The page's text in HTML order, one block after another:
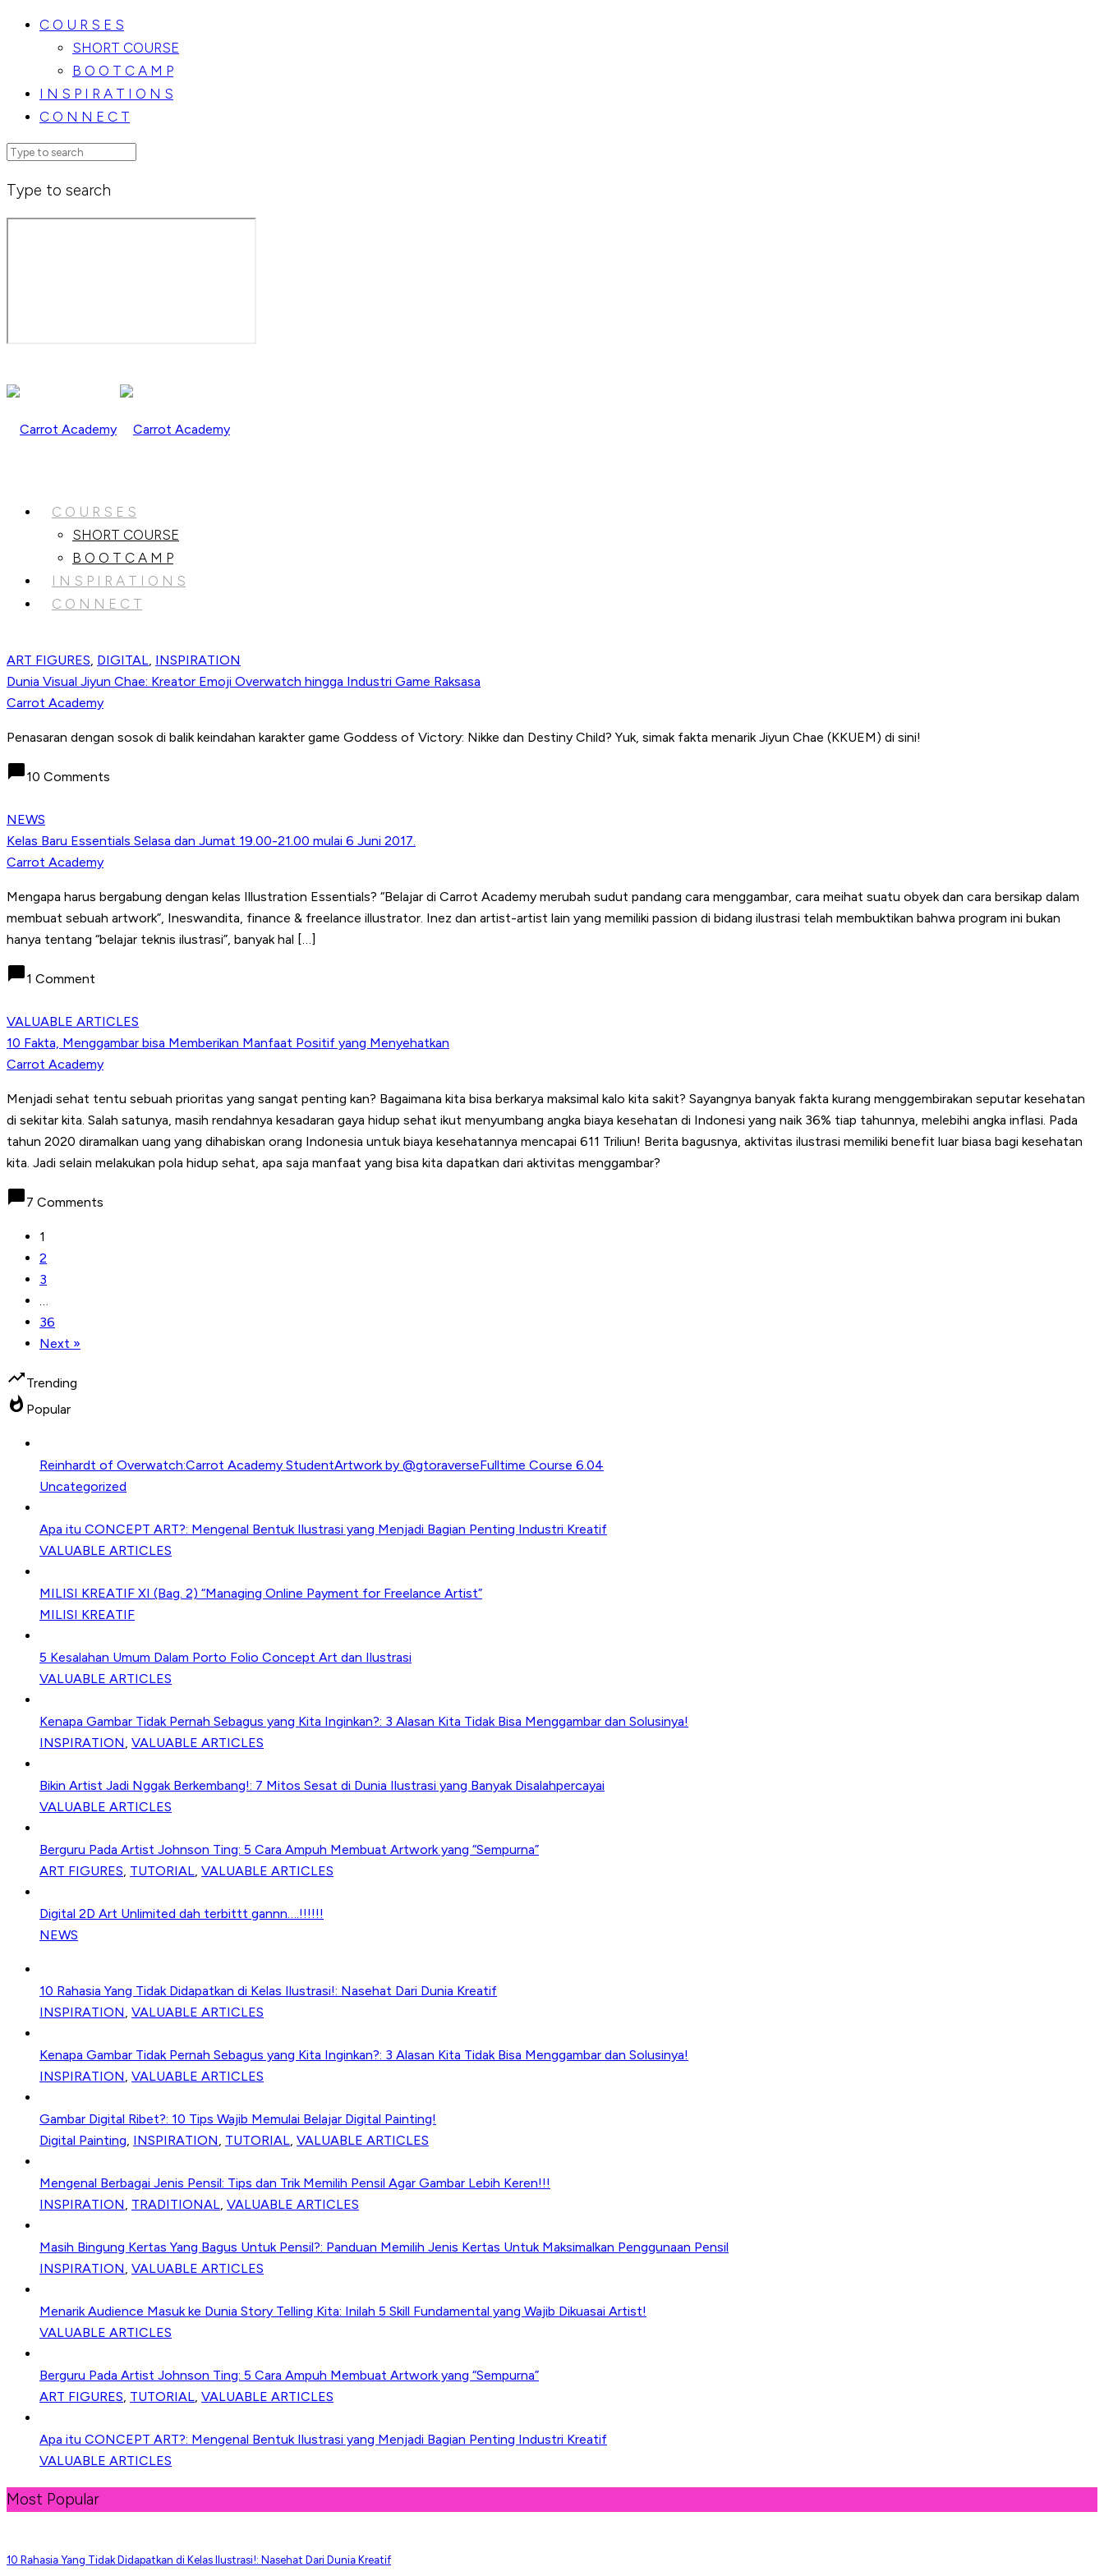
C O U R S E S
SHORT COURSE
B O O T C A M P
I N S P I R A T I O N S
C O N N E C T
Type to search
C O U R S E S
SHORT COURSE
B O O T C A M P
I N S P I R A T I O N S
C O N N E C T
ART FIGURES, DIGITAL, INSPIRATION
Dunia Visual Jiyun Chae: Kreator Emoji Overwatch hingga Industri Game Raksasa
Carrot Academy
Penasaran dengan sosok di balik keindahan karakter game Goddess of Victory: Nikke dan Destiny Child? Yuk, simak fakta menarik Jiyun Chae (KKUEM) di sini!
chat_bubble10 Comments
NEWS
Kelas Baru Essentials Selasa dan Jumat 19.00-21.00 mulai 6 Juni 2017.
Carrot Academy
Mengapa harus bergabung dengan kelas Illustration Essentials? “Belajar di Carrot Academy merubah sudut pandang cara menggambar, cara meihat suatu obyek dan cara bersikap dalam
membuat sebuah artwork”, Ineswandita, finance & freelance illustrator. Inez dan artist-artist lain yang memiliki passion di bidang ilustrasi telah membuktikan bahwa program ini bukan
hanya tentang “belajar teknis ilustrasi”, banyak hal […]
chat_bubble1 Comment
VALUABLE ARTICLES
10 Fakta, Menggambar bisa Memberikan Manfaat Positif yang Menyehatkan
Carrot Academy
Menjadi sehat tentu sebuah prioritas yang sangat penting kan? Bagaimana kita bisa berkarya maksimal kalo kita sakit? Sayangnya banyak fakta kurang menggembirakan seputar kesehatan
di sekitar kita. Salah satunya, masih rendahnya kesadaran gaya hidup sehat ikut menyumbang angka biaya kesehatan di Indonesi yang naik 36% tiap tahunnya, melebihi angka inflasi. Pada
tahun 2020 diramalkan uang yang dihabiskan orang Indonesia untuk biaya kesehatannya mencapai 611 Triliun! Berita bagusnya, aktivitas ilustrasi memiliki benefit luar biasa bagi kesehatan
kita. Jadi selain melakukan pola hidup sehat, apa saja manfaat yang bisa kita dapatkan dari aktivitas menggambar?
chat_bubble7 Comments
1
2
3
…
36
Next »
trending_upTrending
whatshot Popular
Reinhardt of Overwatch:Carrot Academy StudentArtwork by @gtoraverseFulltime Course 6.04
Uncategorized
Apa itu CONCEPT ART?: Mengenal Bentuk Ilustrasi yang Menjadi Bagian Penting Industri Kreatif
VALUABLE ARTICLES
MILISI KREATIF XI (Bag. 2) “Managing Online Payment for Freelance Artist”
MILISI KREATIF
5 Kesalahan Umum Dalam Porto Folio Concept Art dan Ilustrasi
VALUABLE ARTICLES
Kenapa Gambar Tidak Pernah Sebagus yang Kita Inginkan?: 3 Alasan Kita Tidak Bisa Menggambar dan Solusinya!
INSPIRATION, VALUABLE ARTICLES
Bikin Artist Jadi Nggak Berkembang!: 7 Mitos Sesat di Dunia Ilustrasi yang Banyak Disalahpercayai
VALUABLE ARTICLES
Berguru Pada Artist Johnson Ting: 5 Cara Ampuh Membuat Artwork yang “Sempurna”
ART FIGURES, TUTORIAL, VALUABLE ARTICLES
Digital 2D Art Unlimited dah terbittt gannn….!!!!!!
NEWS
10 Rahasia Yang Tidak Didapatkan di Kelas Ilustrasi!: Nasehat Dari Dunia Kreatif
INSPIRATION, VALUABLE ARTICLES
Kenapa Gambar Tidak Pernah Sebagus yang Kita Inginkan?: 3 Alasan Kita Tidak Bisa Menggambar dan Solusinya!
INSPIRATION, VALUABLE ARTICLES
Gambar Digital Ribet?: 10 Tips Wajib Memulai Belajar Digital Painting!
Digital Painting, INSPIRATION, TUTORIAL, VALUABLE ARTICLES
Mengenal Berbagai Jenis Pensil: Tips dan Trik Memilih Pensil Agar Gambar Lebih Keren!!!
INSPIRATION, TRADITIONAL, VALUABLE ARTICLES
Masih Bingung Kertas Yang Bagus Untuk Pensil?: Panduan Memilih Jenis Kertas Untuk Maksimalkan Penggunaan Pensil
INSPIRATION, VALUABLE ARTICLES
Menarik Audience Masuk ke Dunia Story Telling Kita: Inilah 5 Skill Fundamental yang Wajib Dikuasai Artist!
VALUABLE ARTICLES
Berguru Pada Artist Johnson Ting: 5 Cara Ampuh Membuat Artwork yang “Sempurna”
ART FIGURES, TUTORIAL, VALUABLE ARTICLES
Apa itu CONCEPT ART?: Mengenal Bentuk Ilustrasi yang Menjadi Bagian Penting Industri Kreatif
VALUABLE ARTICLES
Most Popular
10 Rahasia Yang Tidak Didapatkan di Kelas Ilustrasi!: Nasehat Dari Dunia Kreatif